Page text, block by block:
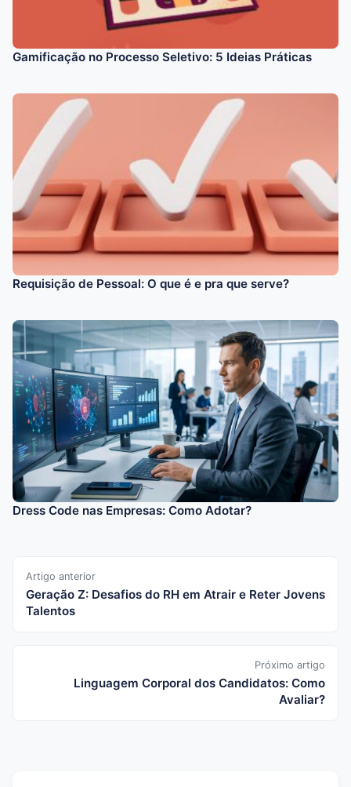
Gamificação no Processo Seletivo: 5 Ideias Práticas
Requisição de Pessoal: O que é e pra que serve?
Dress Code nas Empresas: Como Adotar?
Artigo anterior
Geração Z: Desafios do RH em Atrair e Reter Jovens
Talentos
Próximo artigo
Linguagem Corporal dos Candidatos: Como
Avaliar?